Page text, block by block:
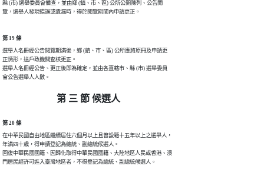
縣 (市) 選舉委員會備查，並由鄉 (鎮、市、區) 公所公開陳列、公告閱
覽，選舉人發現錯誤或遺漏時，得於閱覽期間內申請更正。
第 19 條
選舉人名冊經公告閱覽期滿後，鄉 (鎮、市、區) 公所應將原冊及申請更
正情形，送戶政機關查核更正。
選舉人名冊經公告、更正後即為確定，並由各直轄市、縣 (市) 選舉委員
會公告選舉人人數。
第 三 節 候選人
第 20 條
在中華民國自由地區繼續居住六個月以上且曾設籍十五年以上之選舉人，
年滿四十歲，得申請登記為總統、副總統候選人。
回復中華民國國籍、因歸化取得中華民國國籍、大陸地區人民或香港、澳
門居民經許可進入臺灣地區者，不得登記為總統、副總統候選人。